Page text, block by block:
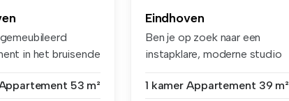
in het bruisende
53 m²
Eindhoven
Ben je op zoek naar een
instapklare, moderne studio
1 kamer Appartement 39 m²